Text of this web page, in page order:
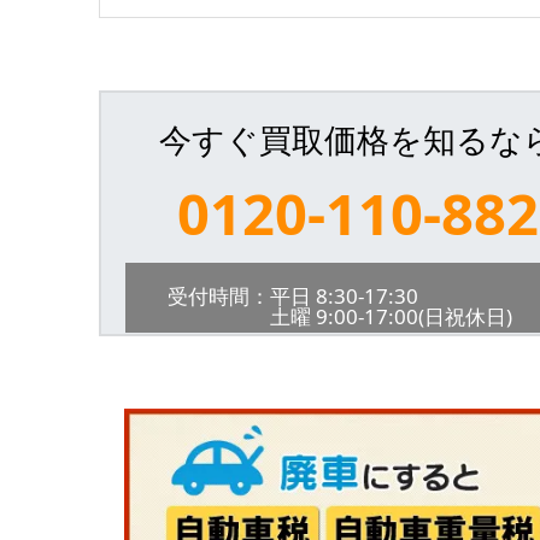
今すぐ買取価格を知るな
0120-110-882
受付時間：平日 8:30-17:30
土曜 9:00-17:00(日祝休日)